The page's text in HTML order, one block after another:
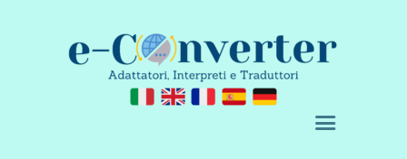
E-CONVERTER - AGENZIA DI
TRADUZIONE
Adattatori, Interpreti e Traduttori